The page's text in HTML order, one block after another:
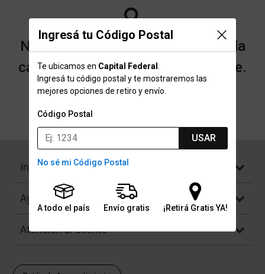
Ingresá tu Código Postal
Te ubicamos en Capital Federal
Ingresá tu código postal y te mostraremos las
mejores opciones de retiro y envío.
Código Postal
USAR
No sé mi Código Postal
A todo el país Envío gratis ¡Retirá Gratis YA!
No encontramos resultados para la
categoría "Pecheras" que buscaste.
Volver a la página de inicio
Institucional
Ayuda
Atención al Cliente